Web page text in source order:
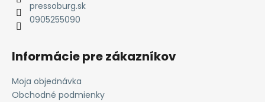
pressoburg.sk
0905255090
Informácie pre zákazníkov
Moja objednávka
Obchodné podmienky